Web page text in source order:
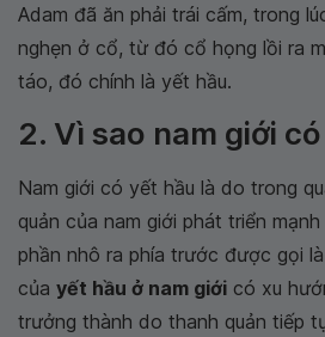
Adam đã ăn phải trái cấm, trong
nghẹn ở cổ, từ đó cổ họng lồi ra
táo, đó chính là yết hầu.
2. Vì sao nam giới
Nam giới có yết hầu là do trong
quản của nam giới phát triển
phần nhô ra phía trước được gọi
của yết hầu ở nam giới có xu
trưởng thành do thanh quản tiếp